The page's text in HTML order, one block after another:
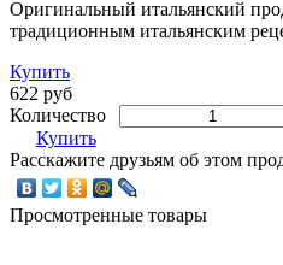
Оригинальный итальянский
традиционным итальянским
Купить
622 руб
Количество
Купить
Расскажите друзьям об этом
Просмотренные товары